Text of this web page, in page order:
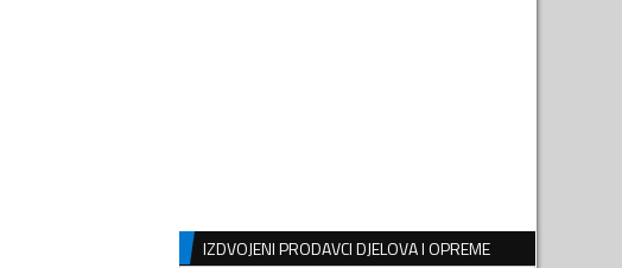
IZDVOJENI PRODAVCI DJELOVA I OPREME